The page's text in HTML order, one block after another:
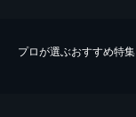
プロが選ぶおすすめ特集